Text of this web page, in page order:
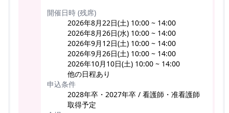
開催日時 (残席)
2026年8月22日(土) 10:00 ~ 14:00
2026年8月26日(水) 10:00 ~ 14:00
2026年9月12日(土) 10:00 ~ 14:00
2026年9月26日(土) 10:00 ~ 14:00
2026年10月10日(土) 10:00 ~ 14:00
他の日程あり
申込条件
2028年卒・2027年卒 / 看護師・准看護師
取得予定